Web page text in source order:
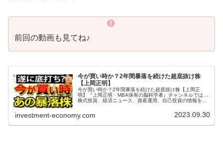
前回の動画も見てね♪
今が買い時か？2年間暴落を続けた超底抜け株
【上岡正明】
今が買い時か？2年間暴落を続けた超底抜け株【上岡正
明】『上岡正明・MBA保有の脳科学者』チャンネルでは…
株式投資、経済ニュース、資産運用、自己投資の情報をお
investment-economy.com 2023.09.30